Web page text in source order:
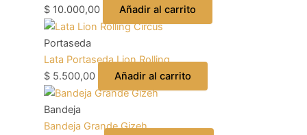
$10.000,00 Añadir al carrito
Portaseda
Lata Portaseda Lion Rolling
$5.500,00 Añadir al carrito
Bandeja
Bandeja Grande Gizeh